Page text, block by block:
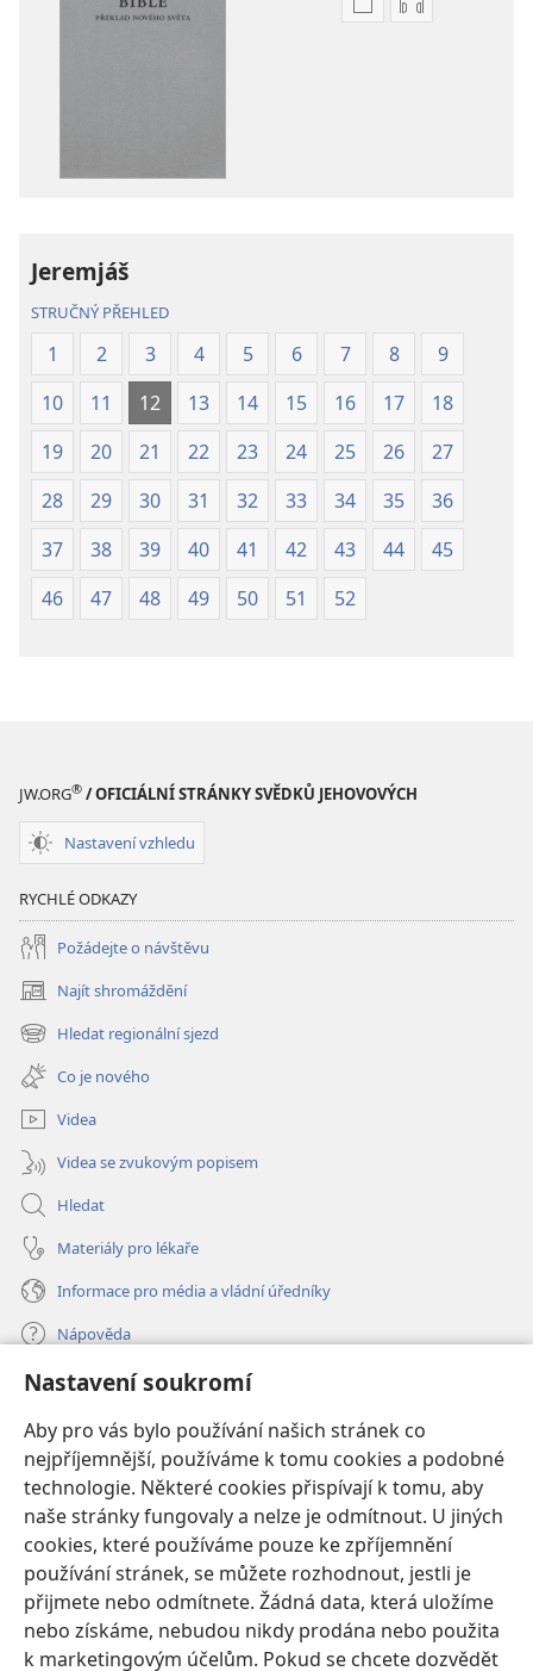
Nastavení soukromí
Aby pro vás bylo používání našich stránek co
nejpříjemnější, používáme k tomu cookies a podobné
technologie. Některé cookies přispívají k tomu, aby
naše stránky fungovaly a nelze je odmítnout. U jiných
cookies, které používáme pouze ke zpříjemnění
používání stránek, se můžete rozhodnout, jestli je
přijmete nebo odmítnete. Žádná data, která uložíme
nebo získáme, nebudou nikdy prodána nebo použita
k marketingovým účelům. Pokud se chcete dozvědět
FormátyFormáty
Jeremjáš
STRUČNÝ PŘEHLED
1 2 3 4 5 6 7 8
9
10
11 12 13 14 15 16 17
18
19
20 21 22 23 24 25 26
27
28
29 30 31 32 33 34 35
36
37
38 39 40 41 42 43 44
45
46
47 48 49 50 51 52
JW.ORG® / OFICIÁLNÍ STRÁNKY SVĚDKŮ JEHOVOVÝCH
Nastavení vzhledu
RYCHLÉ ODKAZY
Požádejte o návštěvu
Najít shromáždění
(otevřeno
nové
okno)
Hledat regionální sjezd
(otevřeno
nové
okno)
Co je nového
Videa
Videa se zvukovým popisem
Hledat
Materiály pro lékaře
Informace pro média a vládní úředníky
Nápověda
Dary
nové
okno) ONLINE KNIHOVNA Strážné věže
(otevřeno
nové
okno)JW Hub®
(otevřeno
nové
okno)JW Library ®
Watchtower Library